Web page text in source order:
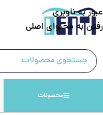
عبور به ناوبری
رفتن به محتوای اصلی
محصولات